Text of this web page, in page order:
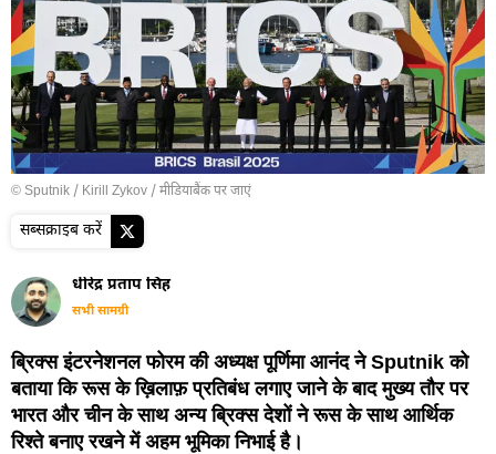
© Sputnik / Kirill Zykov /मीडियाबैंक पर जाएं
सब्सक्राइब करें
धीरेंद्र प्रताप सिंह
सभी सामग्री
ब्रिक्स इंटरनेशनल फोरम की अध्यक्ष पूर्णिमा आनंद ने Sputnik को
बताया कि रूस के ख़िलाफ़ प्रतिबंध लगाए जाने के बाद मुख्य तौर पर
भारत और चीन के साथ अन्य ब्रिक्स देशों ने रूस के साथ आर्थिक
रिश्ते बनाए रखने में अहम भूमिका निभाई है।